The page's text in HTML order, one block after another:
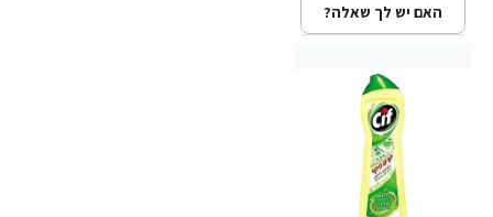
האם יש לך שאלה?